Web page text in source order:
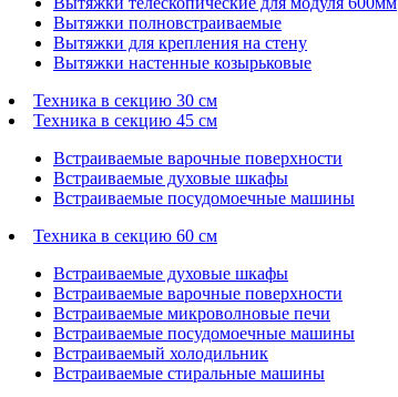
Вытяжки полновстраиваемые
Вытяжки для крепления на стену
Вытяжки настенные козырьковые
Техника в секцию 30 см
Техника в секцию 45 см
Встраиваемые варочные поверхности
Встраиваемые духовые шкафы
Встраиваемые посудомоечные машины
Техника в секцию 60 см
Встраиваемые духовые шкафы
Встраиваемые варочные поверхности
Встраиваемые микроволновые печи
Встраиваемые посудомоечные машины
Встраиваемый холодильник
Встраиваемые стиральные машины